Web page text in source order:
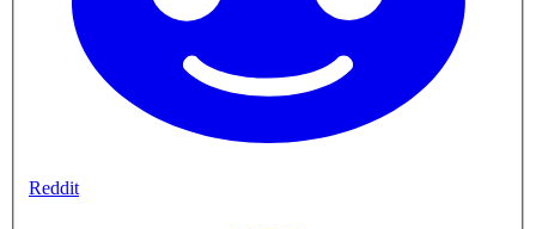
Reddit